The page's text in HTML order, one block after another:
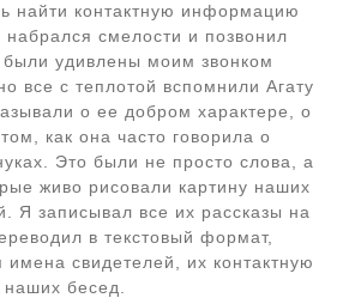
найти контактную информацию
набрался смелости и позвонил
удивлены моим звонком
все с теплотой вспомнили Агату
о ее добром характере, о
как она часто говорила о
Это были не просто слова, а
живо рисовали картину наших
Я записывал все их рассказы на
в текстовый формат,
имена свидетелей, их контактную
бесед.